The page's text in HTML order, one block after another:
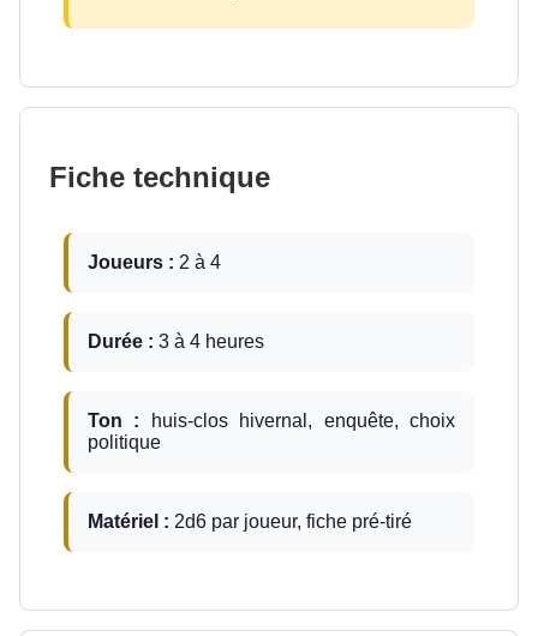
Fiche technique
Joueurs : 2 à 4
Durée : 3 à 4 heures
Ton : huis-clos hivernal, enquête, choix
politique
Matériel : 2d6 par joueur, fiche pré-tiré